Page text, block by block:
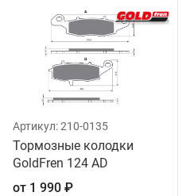
Артикул:210-0135
Тормозные колодки
GoldFren 124 AD
от 1 990 ₽